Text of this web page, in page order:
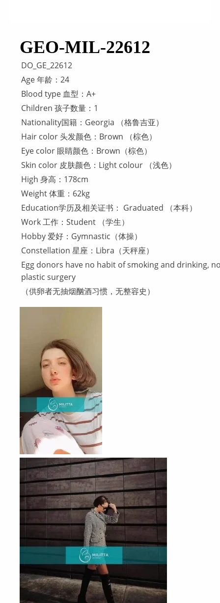
GEO-MIL-22612
DO_GE_22612
Age 年龄：24
Blood type 血型：A+
Children 孩子数量：1
Nationality国籍：Georgia （格鲁吉亚）
Hair color 头发颜色：Brown （棕色）
Eye color 眼睛颜色：Brown（棕色）
Skin color 皮肤颜色：Light colour （浅色）
High 身高：178cm
Weight 体重：62kg
Education学历及相关证书： Graduated （本科）
Work 工作：Student （学生）
Hobby 爱好：Gymnastic（体操）
Constellation 星座：Libra（天秤座）
Egg donors have no habit of smoking and drinking,
plastic surgery
（供卵者无抽烟酗酒习惯，无整容史）